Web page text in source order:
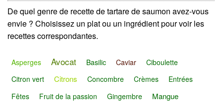
De quel genre de recette de tartare de saumon avez-vous
envie ? Choisissez un plat ou un ingrédient pour voir les
recettes correspondantes.
Asperges Avocat Basilic Caviar
Ciboulette
Citron vert
Citrons Concombre Crèmes
Entrées
Fêtes
Fruit de la passion Gingembre Mangue